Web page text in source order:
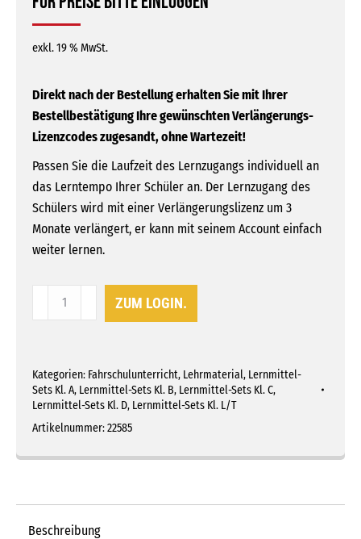
exkl. 19 % MwSt.
Direkt nach der Bestellung erhalten Sie mit Ihrer
Bestellbestätigung Ihre gewünschten Verlängerungs-
Lizenzcodes zugesandt, ohne Wartezeit!
Passen Sie die Laufzeit des Lernzugangs individuell an
das Lerntempo Ihrer Schüler an. Der Lernzugang des
Schülers wird mit einer Verlängerungslizenz um 3
Monate verlängert, er kann mit seinem Account einfach
weiter lernen.
&
LEARN
360°
Menge
ZUM LOGIN.
Kategorien: Fahrschulunterricht, Lehrmaterial, Lernmittel-
Sets Kl. A, Lernmittel-Sets Kl. B, Lernmittel-Sets Kl. C,
Lernmittel-Sets Kl. D, Lernmittel-Sets Kl. L/T
Artikelnummer:22585
Beschreibung